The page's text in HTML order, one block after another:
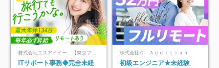
株式会社エスアイイー 【東京プロマーケット上場】
ITサポート事務◆完全未経
株式会社Ｃ Ａｄｄｉｔｉｏｎ
初級エンジニア★未経験